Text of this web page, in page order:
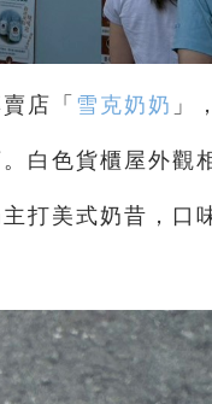
店「雪克奶奶 」
白色貨櫃屋外觀
打美式奶昔，口